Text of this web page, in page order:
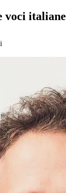
voci italiane